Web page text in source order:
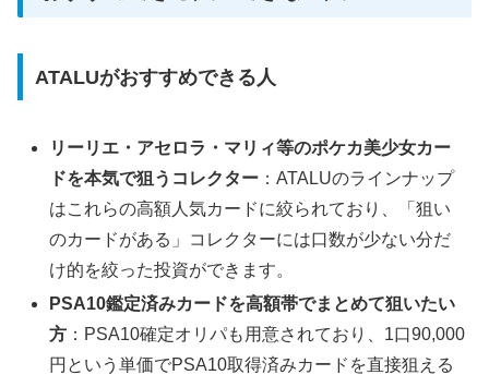
ATALUがおすすめできる人
リーリエ・アセロラ・マリィ等のポケカ美少女カー
ドを本気で狙うコレクター ：ATALUのラインナップ
はこれらの高額人気カードに絞られており、「狙い
のカードがある」コレクターには口数が少ない分だ
け的を絞った投資ができます。
PSA10鑑定済みカードを高額帯でまとめて狙いたい
方 ：PSA10確定オリパも用意されており、1口90,000
円という単価でPSA10取得済みカードを直接狙える